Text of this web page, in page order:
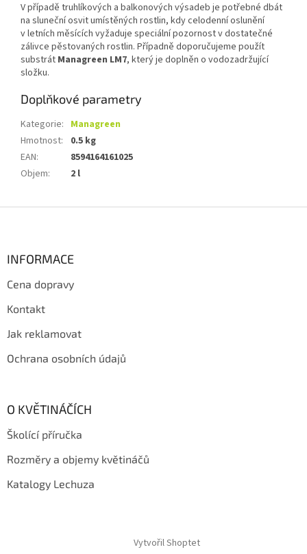
V případě truhlíkových a balkonových výsadeb je potřebné dbát
na sluneční osvit umístěných rostlin, kdy celodenní oslunění
v letních měsících vyžaduje speciální pozornost v dostatečné
zálivce pěstovaných rostlin. Případně doporučujeme použít
substrát Managreen LM7, který je doplněn o vodozadržující
složku.
Doplňkové parametry
Kategorie: Managreen
Hmotnost:
0.5 kg
EAN:
8594164161025
Objem: 2 l
INFORMACE
Cena dopravy
Kontakt
Jak reklamovat
Ochrana osobních údajů
O KVĚTINÁČÍCH
Školící příručka
Rozměry a objemy květináčů
Katalogy Lechuza
Vytvořil Shoptet